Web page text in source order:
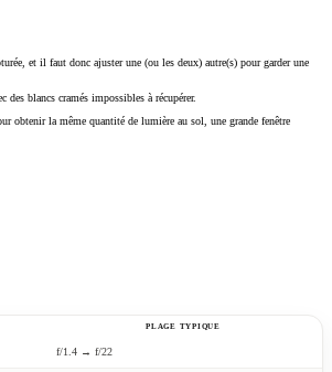
et il faut donc ajuster une (ou les deux) autre(s) pour garder une
blancs cramés impossibles à récupérer.
obtenir la même quantité de lumière au sol, une grande fenêtre
PLAGE TYPIQUE
f/1.4 → f/22